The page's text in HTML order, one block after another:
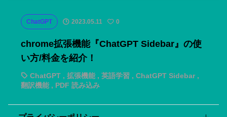
ChatGPT 2023.05.11 0
chrome拡張機能『ChatGPT Sidebar』の使
い方/料金を紹介！
ChatGPT , 拡張機能, 英語学習 , ChatGPT Sidebar,
翻訳機能, PDF 読み込み